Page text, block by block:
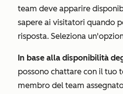
team deve apparire
sapere ai visitatori quando
risposta. Seleziona
In base alla disponibilità
possono chattare con il tuo
membro del team